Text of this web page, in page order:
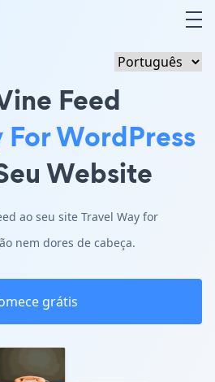
Feed
For WordPress
Website
ao seu site Travel Way for
nem dores de cabeça.
grátis